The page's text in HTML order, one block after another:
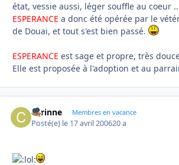
état, vessie aussi, léger souffle au coeur ..
ESPERANCE a donc été opérée par le
de Douai, et tout s'est bien passé.
ESPERANCE est sage et propre, très
Elle est proposée à l'adoption et au
corinne Membres en vacance
Posté(e) le 17 avril 200620 a